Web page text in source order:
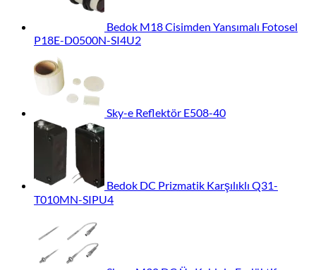
Bedok M18 Cisimden Yansımalı Fotosel
P18E-D0500N-SI4U2
Sky-e Reflektör E508-40
Bedok DC Prizmatik Karşılıklı Q31-
T010MN-SIPU4